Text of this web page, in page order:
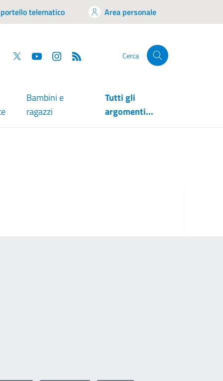
telematico Area personale
Facebook
Twitter YouTube Cerca
Bambini e
ragazzi
Tutti gli
argomenti...